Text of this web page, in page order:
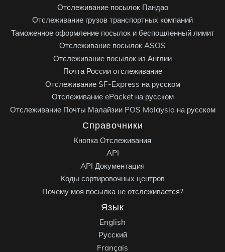
Отслеживание посылок Пандао
Отслеживание грузов транспортных компаний
Таможенное оформление посылок и беспошленный лимит
Отслеживание посылок ASOS
Отслеживание посылок из Англии
Почта России отслеживание
Отслеживание SF-Express на русском
Отслеживание ePacket на русском
Отслеживание Почты Малайзии POS Malaysia на русском
Справочники
Кнопка Отслеживания
API
API Документация
Коды сортировочных центров
Почему моя посылка не отслеживается?
Язык
English
Русский
Français